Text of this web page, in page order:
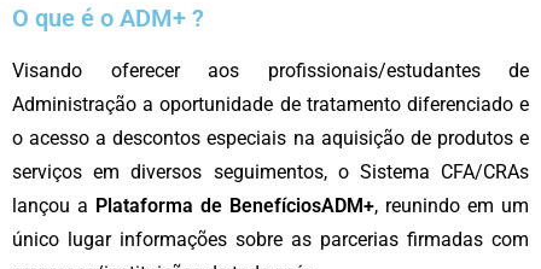
O que é o ADM+ ?
Visando oferecer aos profissionais/estudantes de
Administração a oportunidade de tratamento diferenciado e
o acesso a descontos especiais na aquisição de produtos e
serviços em diversos seguimentos, o Sistema CFA/CRAs
lançou a Plataforma de BenefíciosADM+, reunindo em um
único lugar informações sobre as parcerias firmadas com